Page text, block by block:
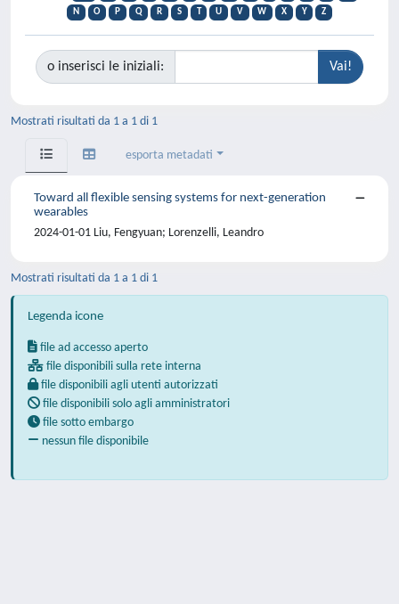
N
O P Q R S T U V W X Y Z
o inserisci le iniziali:
Mostrati risultati da 1 a 1 di 1
esporta metadati
Toward all flexible sensing systems for next-generation
wearables
2024-01-01 Liu, Fengyuan; Lorenzelli, Leandro
Mostrati risultati da 1 a 1 di 1
Legenda icone
file ad accesso aperto
file disponibili sulla rete interna
file disponibili agli utenti autorizzati
file disponibili solo agli amministratori
file sotto embargo
nessun file disponibile